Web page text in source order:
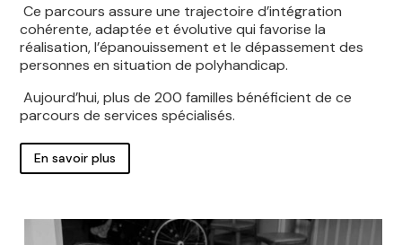
Ce parcours assure une trajectoire d’intégration
cohérente, adaptée et évolutive qui favorise la
réalisation, l’épanouissement et le dépassement des
personnes en situation de polyhandicap.
Aujourd’hui, plus de 200 familles bénéficient de ce
parcours de services spécialisés.
En savoir plus